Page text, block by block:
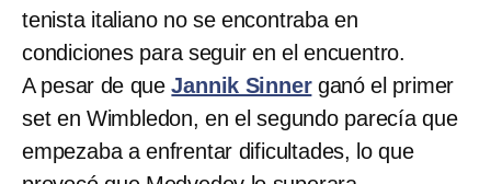
tenista italiano no se encontraba en
condiciones para seguir en el encuentro.
A pesar de queJannik Sinnerganó el primer
set en Wimbledon, en el segundo parecía que
empezaba a enfrentar dificultades, lo que